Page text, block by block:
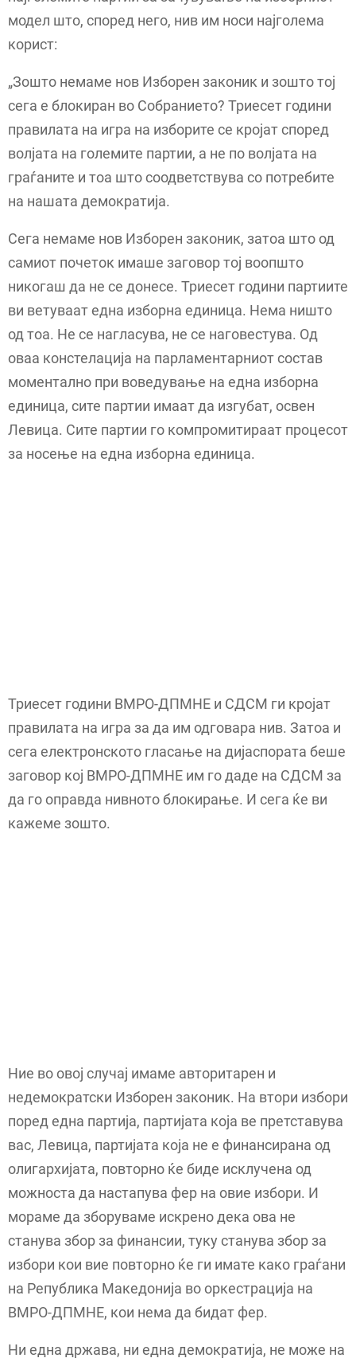
модел што, според него, нив им носи најголема
корист:
„Зошто немаме нов Изборен законик и зошто тој
сега е блокиран во Собранието? Триесет години
правилата на игра на изборите се кројат според
волјата на големите партии, а не по волјата на
граѓаните и тоа што соодветствува со потребите
на нашата демократија.
Сега немаме нов Изборен законик, затоа што од
самиот почеток имаше заговор тој воопшто
никогаш да не се донесе. Триесет години партиите
ви ветуваат една изборна единица. Нема ништо
од тоа. Не се нагласува, не се наговестува. Од
оваа констелација на парламентарниот состав
моментално при воведување на една изборна
единица, сите партии имаат да изгубат, освен
Левица. Сите партии го компромитираат процесот
за носење на една изборна единица.
Триесет години ВМРО-ДПМНЕ и СДСМ ги кројат
правилата на игра за да им одговара нив. Затоа и
сега електронското гласање на дијаспората беше
заговор кој ВМРО-ДПМНЕ им го даде на СДСМ за
да го оправда нивното блокирање. И сега ќе ви
кажеме зошто.
Ние во овој случај имаме авторитарен и
недемократски Изборен законик. На втори избори
поред една партија, партијата која ве претставува
вас, Левица, партијата која не е финансирана од
олигархијата, повторно ќе биде исклучена од
можноста да настапува фер на овие избори. И
мораме да зборуваме искрено дека ова не
станува збор за финансии, туку станува збор за
избори кои вие повторно ќе ги имате како граѓани
на Република Македонија во оркестрација на
ВМРО-ДПМНЕ, кои нема да бидат фер.
Ни една држава, ни една демократија, не може на